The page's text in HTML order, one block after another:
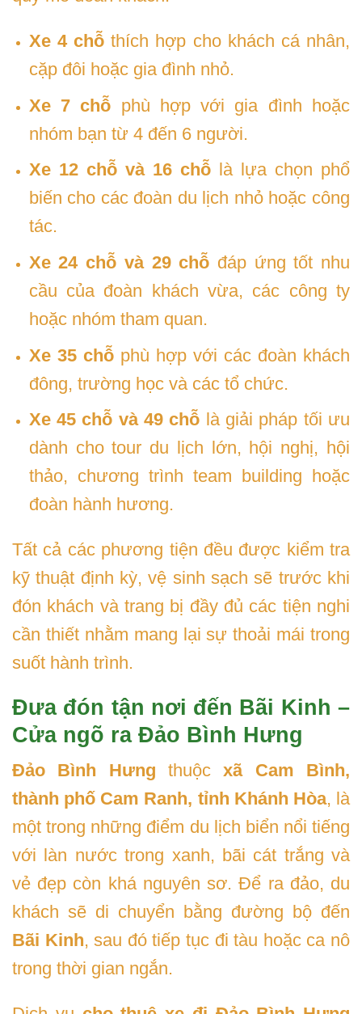
Xe 4 chỗ thích hợp cho khách cá nhân,
cặp đôi hoặc gia đình nhỏ.
Xe 7 chỗ phù hợp với gia đình hoặc
nhóm bạn từ 4 đến 6 người.
Xe 12 chỗ và 16 chỗlà lựa chọn phổ
biến cho các đoàn du lịch nhỏ hoặc công
tác.
Xe 24 chỗ và 29 chỗ đáp ứng tốt nhu
cầu của đoàn khách vừa, các công ty
hoặc nhóm tham quan.
Xe 35 chỗphù hợp với các đoàn khách
đông, trường học và các tổ chức.
Xe 45 chỗ và 49 chỗ là giải pháp tối ưu
dành cho tour du lịch lớn, hội nghị, hội
thảo, chương trình team building hoặc
đoàn hành hương.
Tất cả các phương tiện đều được kiểm tra
kỹ thuật định kỳ, vệ sinh sạch sẽ trước khi
đón khách và trang bị đầy đủ các tiện nghi
cần thiết nhằm mang lại sự thoải mái trong
suốt hành trình.
Đưa đón tận nơi đến Bãi Kinh –
Cửa ngõ ra Đảo Bình Hưng
Đảo Bình Hưng thuộcxã Cam Bình,
thành phố Cam Ranh, tỉnh Khánh Hòa, là
một trong những điểm du lịch biển nổi tiếng
với làn nước trong xanh, bãi cát trắng và
vẻ đẹp còn khá nguyên sơ. Để ra đảo, du
khách sẽ di chuyển bằng đường bộ đến
Bãi Kinh, sau đó tiếp tục đi tàu hoặc ca nô
trong thời gian ngắn.